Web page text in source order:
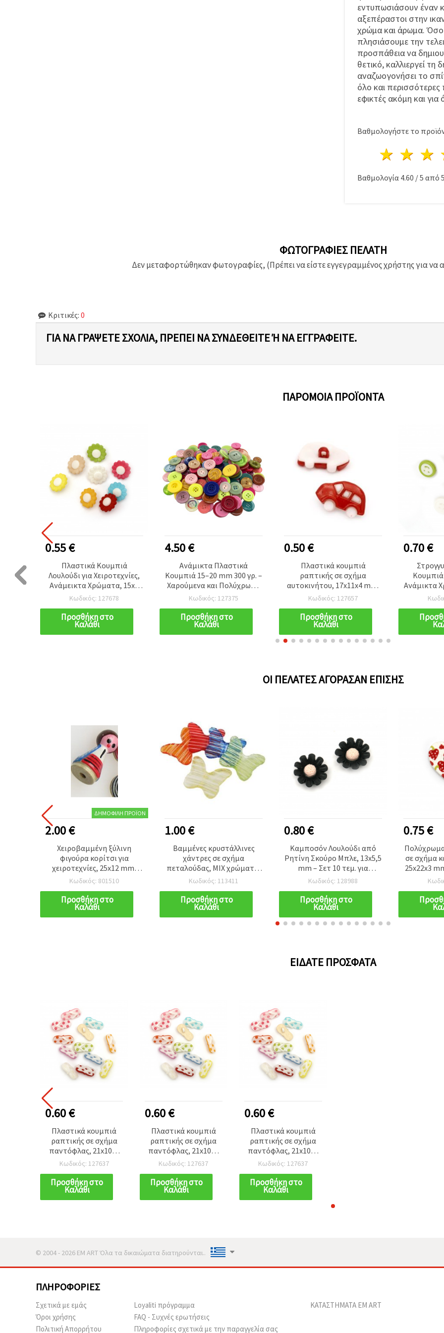
εντυπωσιάσουν έναν
αξεπέραστοι στην
χρώμα και άρωμα. Όσο
πλησιάσουμε την
προσπάθεια να
θετικό, καλλιεργεί τη
αναζωογονήσει το
όλο και
εφικτές ακόμη και
Βαθμολογήστε το
2
1
Βαθμολογία 4.60 /5 από 5
ΦΩΤΟΓΡΑΦΊΕΣ ΠΕΛΆΤΗ
Δεν μεταφορτώθηκαν φωτογραφίες, (Πρέπει να είστε εγγεγραμμένος χρήστης για να
Κριτικές: 0
ΓΙΑ ΝΑ ΓΡΆΨΕΤΕ ΣΧΌΛΙΑ, ΠΡΈΠΕΙ ΝΑ ΣΥΝΔΕΘΕΊΤΕ Ή ΝΑ ΕΓΓΡΑΦΕΊΤΕ.
ΠΑΡΌΜΟΙΑ ΠΡΟΪΌΝΤΑ
1
0.55 €
Πλαστικά Κουμπιά
Λουλούδι για Χειροτεχνίες,
Ανάμεικτα Χρώματα, 15x4
mm, Οπή 4 mm –
Συσκευασία 20 τεμ.
Κωδικός: 127678
Προσθήκη στο
Καλάθι
4.50 €
Ανάμικτα Πλαστικά
Κουμπιά 15–20 mm 300 γρ. –
Χαρούμενα και Πολύχρωμα
Στοιχεία, Ιδανικά για DIY,
Παιδικές Κατασκευές και
Διακόσμηση
Κωδικός: 127375
Προσθήκη στο
Καλάθι
0.50 €
Πλαστικά κουμπιά
ραπτικής σε σχήμα
αυτοκινήτου, 17x11x4 mm,
οπή 3 mm, λευκά και
κόκκινα - 10 τεμ.
Κωδικός: 127657
Προσθήκη στο
Καλάθι
0.70 €
Κουμπιά
Ανάμικτα
mm
ΟΙ ΠΕΛΆΤΕΣ ΑΓΌΡΑΣΑΝ ΕΠΊΣΗΣ
ΔΗΜΟΦΙΛΉ ΠΡΟΪΌΝ
2.00 €
Χειροβαμμένη ξύλινη
φιγούρα κορίτσι για
χειροτεχνίες, 25x12 mm,
οπή 3 mm, B2 - σετ 5 τεμ.
Κωδικός: 801510
Προσθήκη στο
Καλάθι
1.00 €
Βαμμένες κρυστάλλινες
χάντρες σε σχήμα
πεταλούδας, MIX χρώματα,
29x34x5,5 mm, οπή 2 mm, 50
γρ. (~16 τεμ.)
Κωδικός: 113411
Προσθήκη στο
Καλάθι
0.80 €
Καμποσόν Λουλούδι από
Ρητίνη Σκούρο Μπλε, 13x5,5
mm – Σετ 10 τεμ. για
Κατασκευή Κοσμημάτων,
Διακόσμηση και
Scrapbooking
Κωδικός: 128988
Προσθήκη στο
Καλάθι
0.75 €
σε σχήμα
25x22x3
-
ΕΊΔΑΤΕ ΠΡΌΣΦΑΤΑ
0.60 €
Πλαστικά κουμπιά
ραπτικής σε σχήμα
παντόφλας, 21x10x5
mm, οπή: 3 mm,
ανάμικτα χρώματα -
20 τεμ.
Κωδικός: 127637
Προσθήκη στο
Καλάθι
0.60 €
Πλαστικά κουμπιά
ραπτικής σε σχήμα
παντόφλας, 21x10x5
mm, οπή: 3 mm,
ανάμικτα χρώματα -
20 τεμ.
Κωδικός: 127637
Προσθήκη στο
Καλάθι
0.60 €
Πλαστικά κουμπιά
ραπτικής σε σχήμα
παντόφλας, 21x10x5
mm, οπή: 3 mm,
ανάμικτα χρώματα -
20 τεμ.
Κωδικός: 127637
Προσθήκη στο
Καλάθι
© 2004 - 2026 EM ART Όλα τα δικαιώματα διατηρούνται..
ΠΛΗΡΟΦΟΡΊΕΣ
Σχετικά με εμάς
Όροι χρήσης
Πολιτική Απορρήτου
Loyaliti πρόγραμμα
FAQ - Συχνές ερωτήσεις
Πληροφορίες σχετικά με την παραγγελία σας
ΚΑΤΑΣΤΗΜΑΤΑ EM ART